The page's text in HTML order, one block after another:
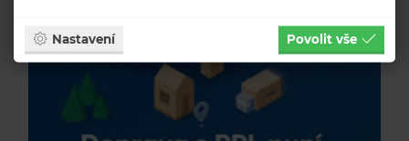
Nastavení Povolit vše